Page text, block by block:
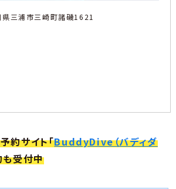
三浦市三崎町諸磯1621
約サイト「BuddyDive（バディダ
も受付中